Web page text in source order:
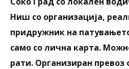
Ниш со организација,
придружник на
само со лична карта.
рати. Организиран